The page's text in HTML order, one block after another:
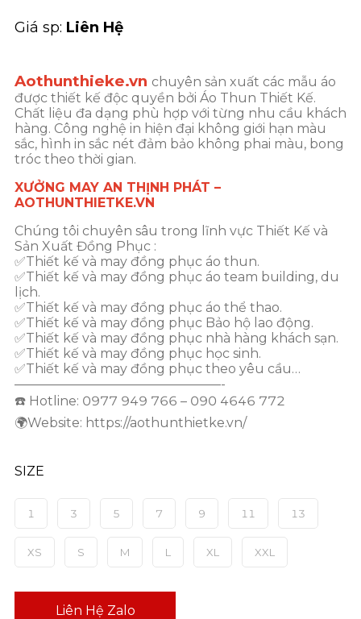
Aothunthieke.vn chuyên sản xuất các mẫu áo
được thiết kế độc quyền bởi Áo Thun Thiết Kế.
Chất liệu đa dạng phù hợp với từng nhu cầu khách
hàng. Công nghệ in hiện đại không giới hạn màu
sắc, hình in sắc nét đảm bảo không phai màu, bong
tróc theo thời gian.
XƯỞNG MAY AN THỊNH PHÁT –
AOTHUNTHIETKE.VN
Chúng tôi chuyên sâu trong lĩnh vực Thiết Kế và
Sản Xuất Đồng Phục :
✅Thiết kế và may đồng phục áo thun.
✅Thiết kế và may đồng phục áo team building, du
lịch.
✅Thiết kế và may đồng phục áo thể thao.
✅Thiết kế và may đồng phục Bảo hộ lao động.
✅Thiết kế và may đồng phục nhà hàng khách sạn.
✅Thiết kế và may đồng phục học sinh.
✅Thiết kế và may đồng phục theo yêu cầu…
————————————————-
☎️ Hotline: 0977 949 766 – 090 4646 772
🌍Website: https://aothunthietke.vn/
Liên Hệ Zalo
1 3 5 7 9 11 13
XS S M L XL XXL
SIZE
Giá sp: Liên Hệ